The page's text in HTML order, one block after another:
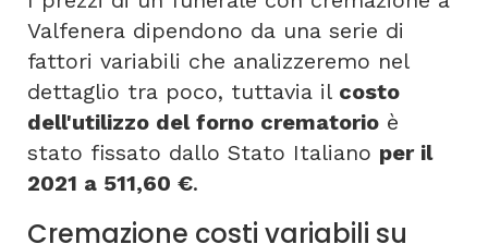
Valfenera dipendono da una serie di
fattori variabili che analizzeremo nel
dettaglio tra poco, tuttavia il costo
dell'utilizzo del forno crematorio è
stato fissato dallo Stato Italiano per il
2021 a 511,60 €.
Cremazione costi variabili su